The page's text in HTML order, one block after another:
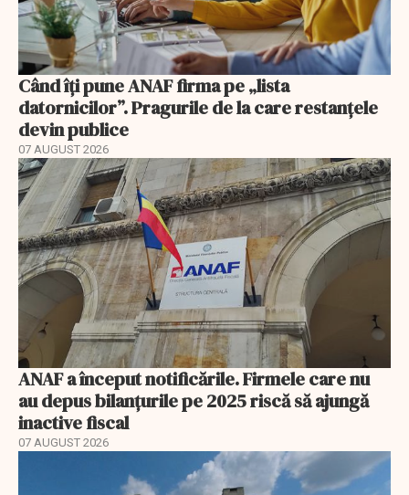
Când îți pune ANAF firma pe „lista
datornicilor”. Pragurile de la care restanțele
devin publice
07 AUGUST 2026
ANAF a început notificările. Firmele care nu
au depus bilanțurile pe 2025 riscă să ajungă
inactive fiscal
07 AUGUST 2026